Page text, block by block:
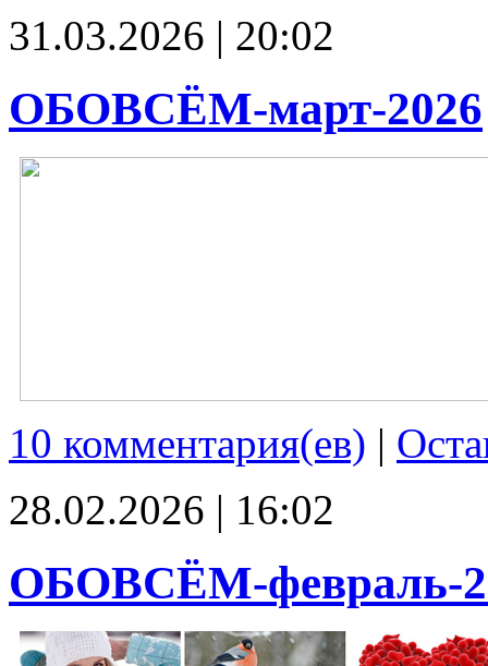
31.03.2026 | 20:02
ОБОВСЁМ-март-2026
10 комментария(ев) |
28.02.2026 | 16:02
ОБОВСЁМ-февраль-